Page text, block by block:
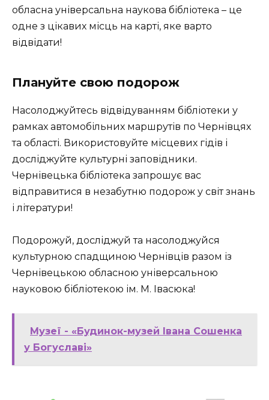
обласна універсальна наукова бібліотека – це
одне з цікавих місць на карті, яке варто
відвідати!
Плануйте свою подорож
Насолоджуйтесь відвідуванням бібліотеки у
рамках автомобільних маршрутів по Чернівцях
та області. Використовуйте місцевих гідів і
досліджуйте культурні заповідники.
Чернівецька бібліотека запрошує вас
відправитися в незабутню подорож у світ знань
і літератури!
Подорожуй, досліджуй та насолоджуйся
культурною спадщиною Чернівців разом із
Чернівецькою обласною універсальною
науковою бібліотекою ім. М. Івасюка!
Музеї - «Будинок-музей Івана Сошенка
у Богуславі»